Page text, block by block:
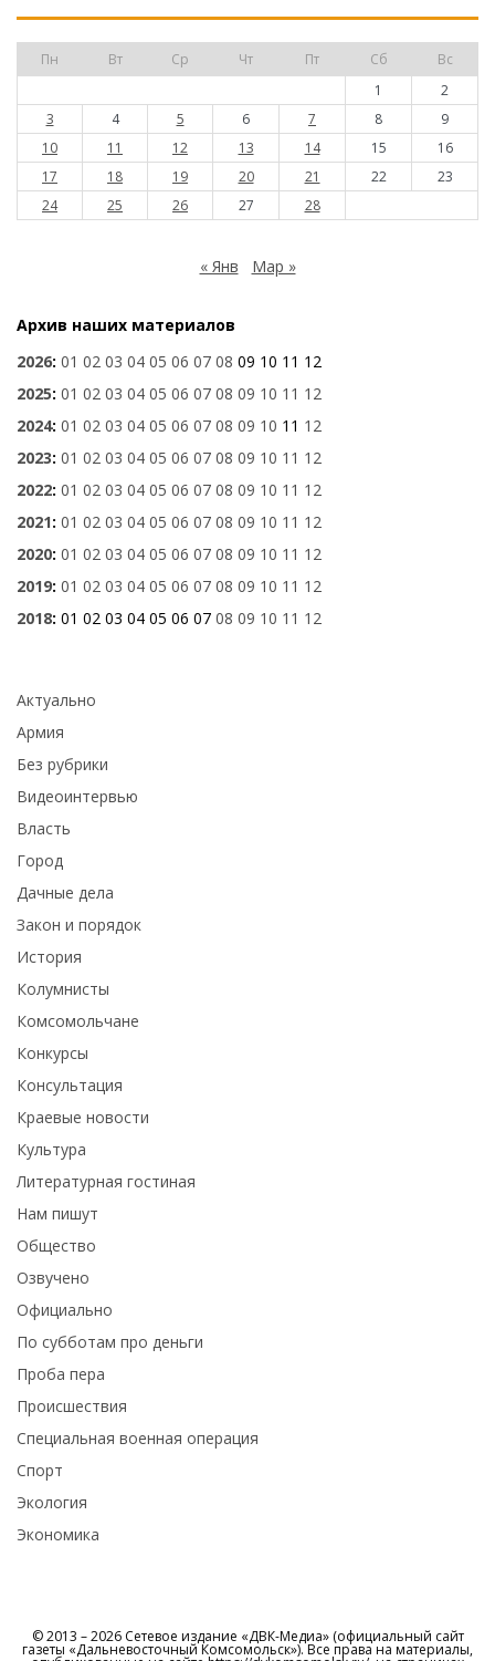
Пн Вт Ср Чт Пт Сб
Вс
1
2
3
4 5 6 7 8
9
10
11 12 13 14 15
16
17
18 19 20 21 22
23
24
25 26 27 28
« Янв Мар »
Архив наших материалов
2026: 01 02 03 04 05 06 07 08 09 10 11 12
2025: 01 02 03 04 05 06 07 08 09 10 11 12
2024: 01 02 03 04 05 06 07 08 09 10 11 12
2023: 01 02 03 04 05 06 07 08 09 10 11 12
2022: 01 02 03 04 05 06 07 08 09 10 11 12
2021: 01 02 03 04 05 06 07 08 09 10 11 12
2020: 01 02 03 04 05 06 07 08 09 10 11 12
2019: 01 02 03 04 05 06 07 08 09 10 11 12
2018: 01 02 03 04 05 06 07 08 09 10 11 12
Актуально
Армия
Без рубрики
Видеоинтервью
Власть
Город
Дачные дела
Закон и порядок
История
Колумнисты
Комсомольчане
Конкурсы
Консультация
Краевые новости
Культура
Литературная гостиная
Нам пишут
Общество
Озвучено
Официально
По субботам про деньги
Проба пера
Происшествия
Специальная военная операция
Спорт
Экология
Экономика
© 2013 – 2026 Сетевое издание «ДВК-Медиа» (официальный сайт
газеты «Дальневосточный Комсомольск»). Все права на материалы,